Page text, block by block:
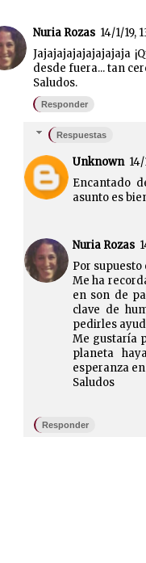
Nuria Rozas 14/1/19,
Jajajajajajajajajaja
desde fuera... tan
Saludos.
Responder
Respuestas
Unknown 14/
Encantado
asunto es
Nuria Rozas
Por supuesto
Me ha
en son de
clave de
pedirles
Me gustaría
planeta
esperanza
Saludos
Responder